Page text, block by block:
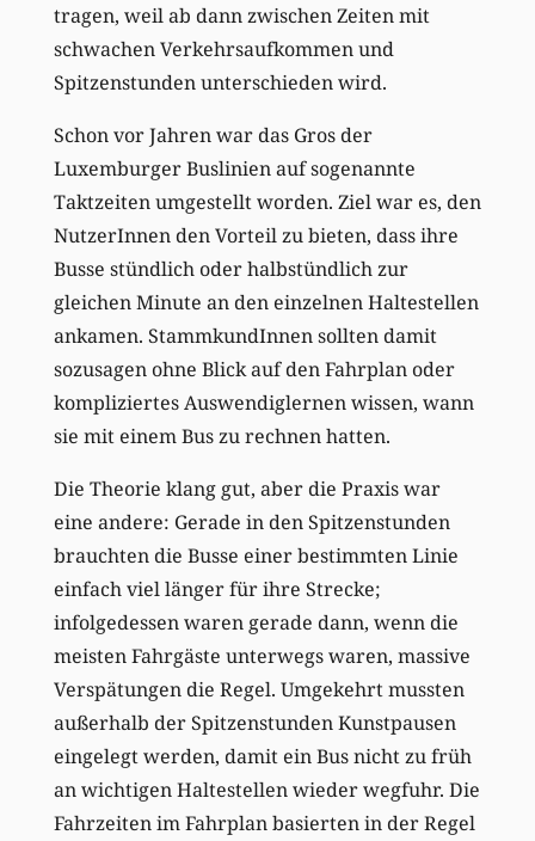
tragen, weil ab dann zwischen Zeiten mit
schwachen Verkehrsaufkommen und
Spitzenstunden unterschieden wird.
Schon vor Jahren war das Gros der
Luxemburger Buslinien auf sogenannte
Taktzeiten umgestellt worden. Ziel war es, den
NutzerInnen den Vorteil zu bieten, dass ihre
Busse stündlich oder halbstündlich zur
gleichen Minute an den einzelnen Haltestellen
ankamen. StammkundInnen sollten damit
sozusagen ohne Blick auf den Fahrplan oder
kompliziertes Auswendiglernen wissen, wann
sie mit einem Bus zu rechnen hatten.
Die Theorie klang gut, aber die Praxis war
eine andere: Gerade in den Spitzenstunden
brauchten die Busse einer bestimmten Linie
einfach viel länger für ihre Strecke;
infolgedessen waren gerade dann, wenn die
meisten Fahrgäste unterwegs waren, massive
Verspätungen die Regel. Umgekehrt mussten
außerhalb der Spitzenstunden Kunstpausen
eingelegt werden, damit ein Bus nicht zu früh
an wichtigen Haltestellen wieder wegfuhr. Die
Fahrzeiten im Fahrplan basierten in der Regel